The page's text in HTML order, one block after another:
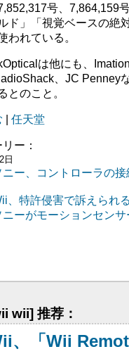
号、7,864,159
ド」「視覚ベースの絶
われている。
は他にも、
、JC Penney
とのこと。
任天堂
ー：
日
ー、コントローラの
、特許侵害で訴えられ
ーがモーションセン
wii] 推荐：
、「Wii